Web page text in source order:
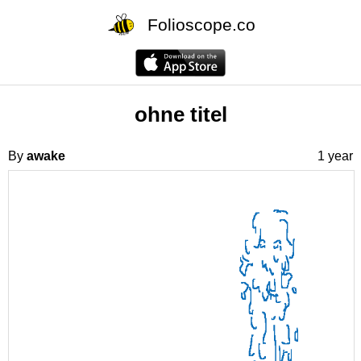
Folioscope.co
ohne titel
By awake 1 year